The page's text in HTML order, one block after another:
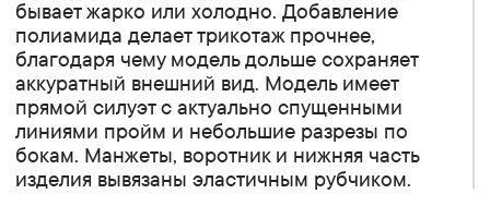
бывает жарко или холодно. Добавление
полиамида делает трикотаж прочнее,
благодаря чему модель дольше сохраняет
аккуратный внешний вид. Модель имеет
прямой силуэт с актуально спущенными
линиями пройм и небольшие разрезы по
бокам. Манжеты, воротник и нижняя часть
изделия вывязаны эластичным рубчиком.